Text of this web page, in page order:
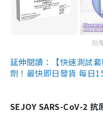
點
延伸閱讀：【快速測試
劑！最快即日發貨 每日
SEJOY SARS-CoV-2 抗